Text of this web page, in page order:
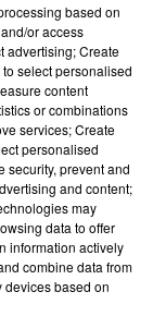
à six mois de
based on
or access
advertising; Create
select personalised
content
or combinations
services; Create
personalised
security, prevent and
and content;
may
data to offer
information actively
combine data from
devices based on